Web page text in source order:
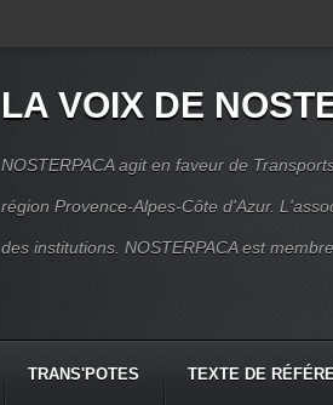
LA VOIX DE
NOSTERPACA agit en faveur de
région Provence-Alpes-Côte d'Azur.
des institutions. NOSTERPACA est
TRANS'POTES TEXTE DE